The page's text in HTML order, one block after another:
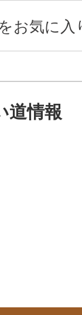
お気に入
道情報